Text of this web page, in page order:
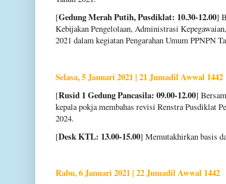
[Gedung Merah Putih, Pusdiklat: 10.30-12.00]
Kebijakan Pengelolaan, Administrasi
2021 dalam kegiatan Pengarahan Umum PPNPN
Selasa, 5 Januari 2021 | 21 Jumadil Awwal 1442
[Rusid 1 Gedung Pancasila: 09.00-12.00]
kepala pokja membahas revisi Renstra Pusdiklat
2024.
[Desk KTL: 13.00-15.00] Memutakhirkan basis
Rabu, 6 Januari 2021 | 22 Jumadil Awwal 1442